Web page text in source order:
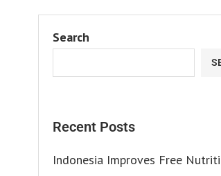
Search
Recent Posts
Indonesia Improves Free